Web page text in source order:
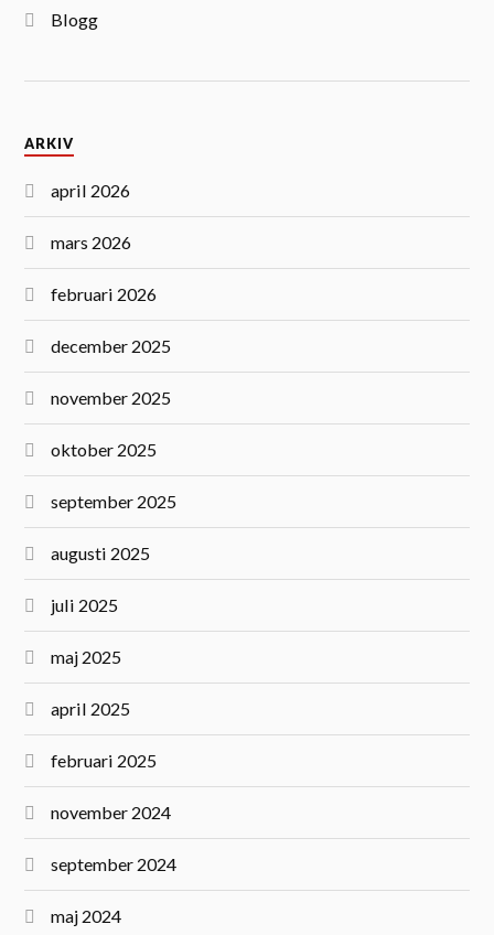
Blogg
ARKIV
april 2026
mars 2026
februari 2026
december 2025
november 2025
oktober 2025
september 2025
augusti 2025
juli 2025
maj 2025
april 2025
februari 2025
november 2024
september 2024
maj 2024